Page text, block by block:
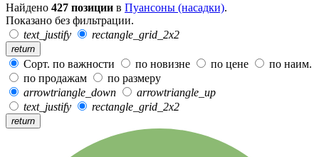
Найдено 427 позиции в Пуансоны (насадки).
Показано без фильтрации.
text_justify
rectangle_grid_2x2
return
Сорт. по важности по новизне по цене
по наим.
по продажам
по размеру
arrowtriangle_down
arrowtriangle_up
text_justify
rectangle_grid_2x2
return